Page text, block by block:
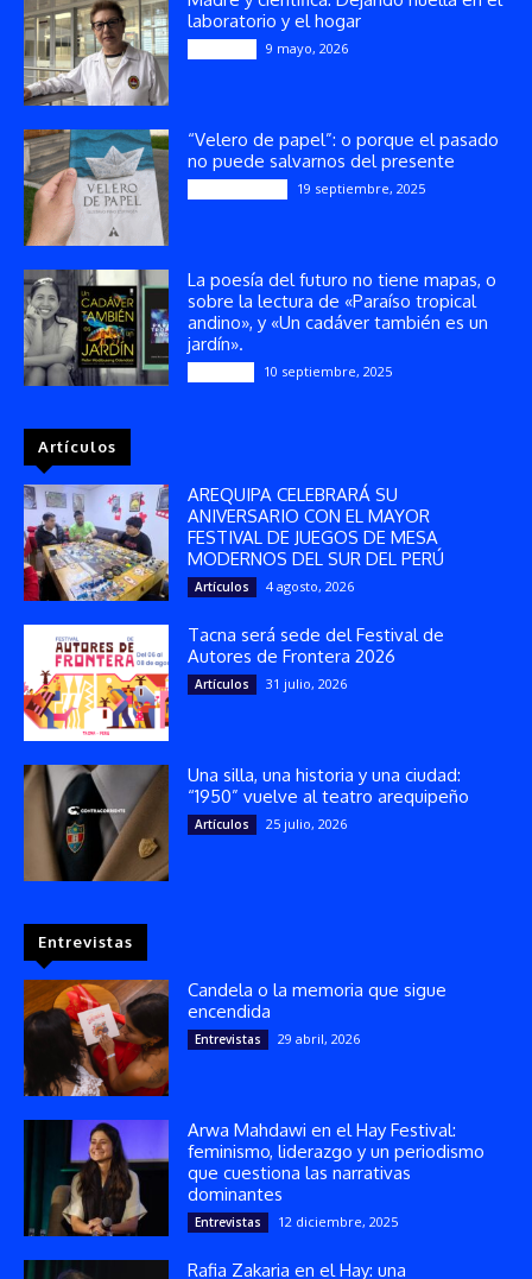
laboratorio y el hogar
9 mayo, 2026
“Velero de papel”: o porque el pasado
no puede salvarnos del presente
19 septiembre, 2025
La poesía del futuro no tiene mapas, o
sobre la lectura de «Paraíso tropical
andino», y «Un cadáver también es un
jardín».
10 septiembre, 2025
Artículos
AREQUIPA CELEBRARÁ SU
ANIVERSARIO CON EL MAYOR
FESTIVAL DE JUEGOS DE MESA
MODERNOS DEL SUR DEL PERÚ
Artículos 4 agosto, 2026
Tacna será sede del Festival de
Autores de Frontera 2026
Artículos 31 julio, 2026
Una silla, una historia y una ciudad:
“1950” vuelve al teatro arequipeño
Artículos 25 julio, 2026
Entrevistas
Candela o la memoria que sigue
encendida
Entrevistas 29 abril, 2026
Arwa Mahdawi en el Hay Festival:
feminismo, liderazgo y un periodismo
que cuestiona las narrativas
dominantes
Entrevistas 12 diciembre, 2025
Rafia Zakaria en el Hay: una